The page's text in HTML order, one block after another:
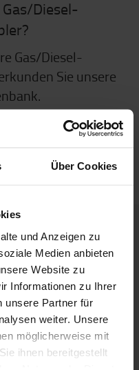
Über Cookies
und Anzeigen zu
Medien anbieten
Website zu
Informationen zu Ihrer
unsere Partner für
weiter. Unsere
möglicherweise mit
ihnen bereitgestellt
Diesel-
Gas/Diesel-
Sie unsere